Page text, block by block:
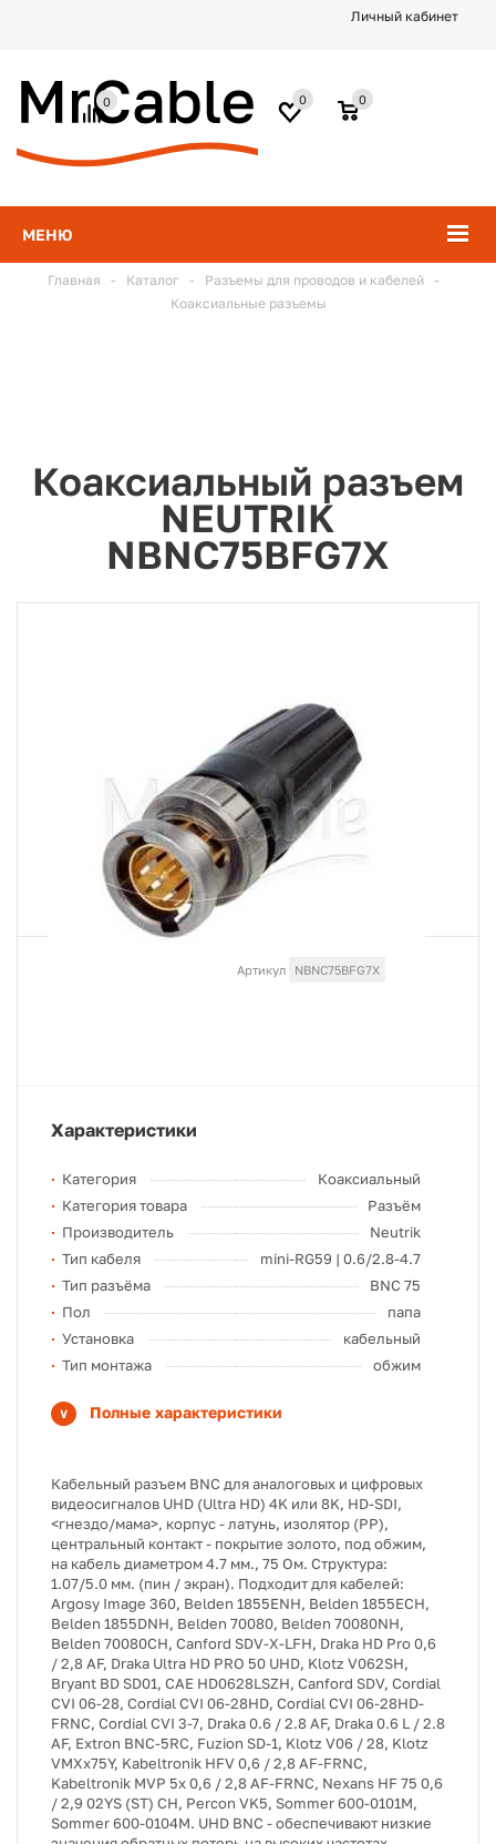
Личный кабинет
МЕНЮ
0
0
0
Главная - Каталог - Разъемы для проводов и кабелей
-
Коаксиальные разъемы
Коаксиальный разъем
NEUTRIK
NBNC75BFG7X
Артикул NBNC75BFG7X
Характеристики
Категория
Коаксиальный
Категория товара
Разъём
Производитель
Neutrik
Тип кабеля
mini-RG59 | 0.6/2.8-4.7
Тип разъёма
BNC 75
Пол
папа
Установка
кабельный
Тип монтажа
обжим
Полные характеристики
Кабельный разъем BNC для аналоговых и цифровых
видеосигналов UHD (Ultra HD) 4K или 8K, HD-SDI,
<гнездо/мама>, корпус - латунь, изолятор (PP),
центральный контакт - покрытие золото, под обжим,
на кабель диаметром 4.7 мм., 75 Ом. Структура:
1.07/5.0 мм. (пин / экран). Подходит для кабелей:
Argosy Image 360, Belden 1855ENH, Belden 1855ECH,
Belden 1855DNH, Belden 70080, Belden 70080NH,
Belden 70080CH, Canford SDV-X-LFH, Draka HD Pro 0,6
/ 2,8 AF, Draka Ultra HD PRO 50 UHD, Klotz V062SH,
Bryant BD SD01, CAE HD0628LSZH, Canford SDV, Cordial
CVI 06-28, Cordial CVI 06-28HD, Cordial CVI 06-28HD-
FRNC, Cordial CVI 3-7, Draka 0.6 / 2.8 AF, Draka 0.6 L / 2.8
AF, Extron BNC-5RC, Fuzion SD-1, Klotz V06 / 28, Klotz
VMXx75Y, Kabeltronik HFV 0,6 / 2,8 AF-FRNC,
Kabeltronik MVP 5x 0,6 / 2,8 AF-FRNC, Nexans HF 75 0,6
/ 2,9 02YS (ST) CH, Percon VK5, Sommer 600-0101M,
Sommer 600-0104M. UHD BNC - обеспечивают низкие